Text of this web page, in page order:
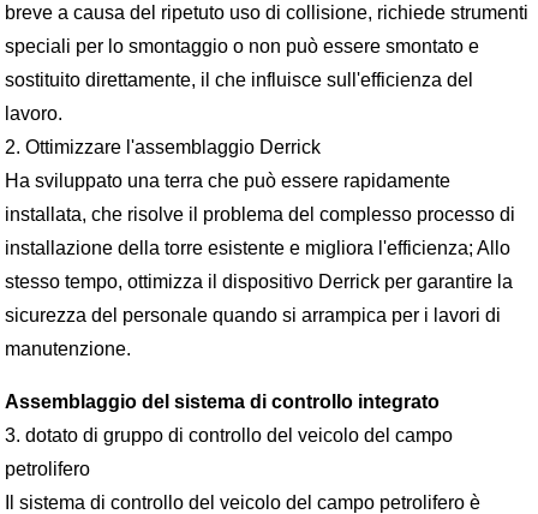
breve a causa del ripetuto uso di collisione, richiede strumenti
speciali per lo smontaggio o non può essere smontato e
sostituito direttamente, il che influisce sull'efficienza del
lavoro.
2. Ottimizzare l'assemblaggio Derrick
Ha sviluppato una terra che può essere rapidamente
installata, che risolve il problema del complesso processo di
installazione della torre esistente e migliora l'efficienza; Allo
stesso tempo, ottimizza il dispositivo Derrick per garantire la
sicurezza del personale quando si arrampica per i lavori di
manutenzione.
Assemblaggio del sistema di controllo integrato
3. dotato di gruppo di controllo del veicolo del campo
petrolifero
Il sistema di controllo del veicolo del campo petrolifero è